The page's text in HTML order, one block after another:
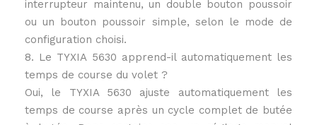
interrupteur maintenu, un double bouton poussoir
ou un bouton poussoir simple, selon le mode de
configuration choisi.
8. Le TYXIA 5630 apprend-il automatiquement les
temps de course du volet ?
Oui, le TYXIA 5630 ajuste automatiquement les
temps de course après un cycle complet de butée